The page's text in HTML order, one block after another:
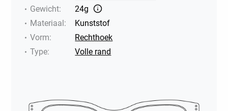
Gewicht:
24g
Materiaal:
Kunststof
Vorm:
Rechthoek
Type: Volle rand